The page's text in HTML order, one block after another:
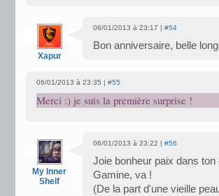
Xapur
06/01/2013 à 23:17 | #54
Bon anniversaire, belle
06/01/2013 à 23:35 | #55
Merci :) je suis la première surprise !
My Inner
Shelf
06/01/2013 à 23:22 | #56
Joie bonheur paix dans
Gamine, va !
(De la part d'une vieille